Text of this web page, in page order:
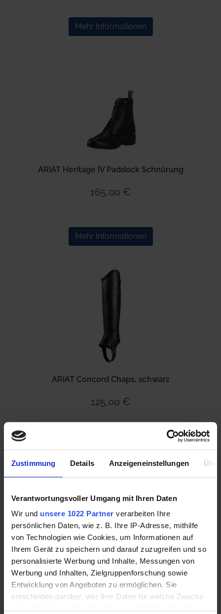
Zustimmung Details Anzeigeneinstellungen
Verantwortungsvoller Umgang mit Ihren Daten
Wir und unsere 1022 Partner verarbeiten Ihre
persönlichen Daten, wie z. B. Ihre IP-Adresse, mithilfe
von Technologien wie Cookies, um Informationen auf
Ihrem Gerät zu speichern und darauf zuzugreifen und so
personalisierte Werbung und Inhalte, Messungen von
Werbung und Inhalten, Zielgruppenforschung sowie
Entwicklung von Angeboten zu ermöglichen. Sie
entscheiden darüber, wer Ihre Daten für welche Zwecke
Mehr Informationen
ARIAT Heritage IV Paddock Schnürung
165,00 €
Mehr Informationen
ARIAT Concord Chaps, schwarz
125,00 €
ARIAT Telluride II H2O Women darkbrown
165,00 €